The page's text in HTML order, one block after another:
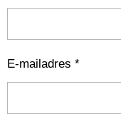
E-mailadres *